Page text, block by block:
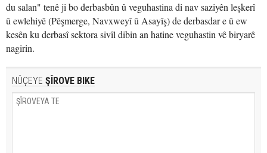
du salan" tenê ji bo derbasbûn û veguhastina di nav saziyên leşkerî
û ewlehiyê (Pêşmerge, Navxweyî û Asayîş) de derbasdar e û ew
kesên ku derbasî sektora sivîl dibin an hatine veguhastin vê biryarê
nagirin.
NÛÇEYE ŞÎROVE BIKE